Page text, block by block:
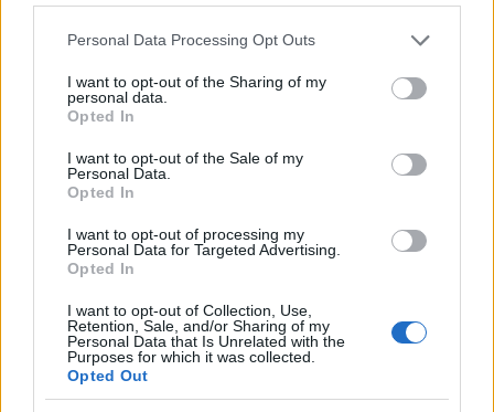
Please note that this website/app uses one or more Google
not limited to your visit or usage behaviour. You may click to
grant or deny consent to Google and its third-party tags to
use your data for below specified purposes in below Google
consent section.
Personal Data Processing Opt Outs
I want to opt-out of the Sharing of my
personal data.
Opted In
I want to opt-out of the Sale of my
Personal Data.
Opted In
I want to opt-out of processing my
Personal Data for Targeted Advertising.
Opted In
I want to opt-out of Collection, Use,
Retention, Sale, and/or Sharing of my
Personal Data that Is Unrelated with the
Purposes for which it was collected.
Opted Out
12:5821.05.25
φορούσε φανέλα της ΑΕΛ